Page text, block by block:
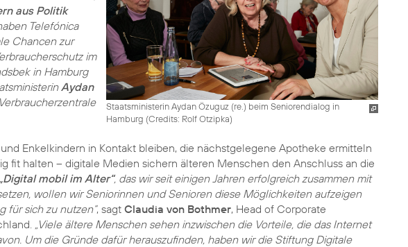
Staatsministerin Aydan Özuguz (re.) beim Seniorendialog in
Hamburg (Credits: Rolf Otzipka)
aus Politik
Telefónica
Chancen zur
im
in Hamburg
Aydan
Enkelkindern in Kontakt bleiben, die nächstgelegene Apotheke ermitteln
fit halten – digitale Medien sichern älteren Menschen den Anschluss an die
„Digital mobil im Alter“, das wir seit einigen Jahren erfolgreich zusammen mit
wollen wir Seniorinnen und Senioren diese Möglichkeiten aufzeigen
für sich zu nutzen“, sagt Claudia von Bothmer, Head of Corporate
„Viele ältere Menschen sehen inzwischen die Vorteile, die das Internet
Um die Gründe dafür herauszufinden, haben wir die Stiftung Digitale